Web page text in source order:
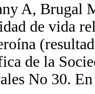
A, Brugal
de vida
de la
No 30.